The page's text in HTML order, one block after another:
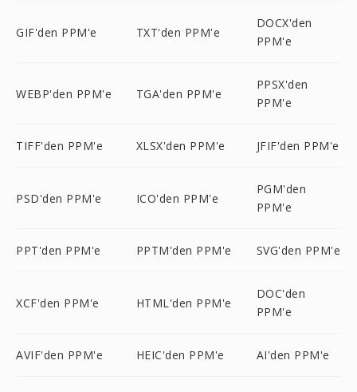
GIF'den PPM'e TXT'den PPM'e
DOCX'den
PPM'e
WEBP'den PPM'e TGA'den PPM'e
PPSX'den
PPM'e
TIFF'den PPM'e XLSX'den PPM'e JFIF'den PPM'e
PSD'den PPM'e ICO'den PPM'e
PGM'den
PPM'e
PPT'den PPM'e PPTM'den PPM'e SVG'den PPM'e
XCF'den PPM'e HTML'den PPM'e
DOC'den
PPM'e
AVIF'den PPM'e HEIC'den PPM'e AI'den PPM'e